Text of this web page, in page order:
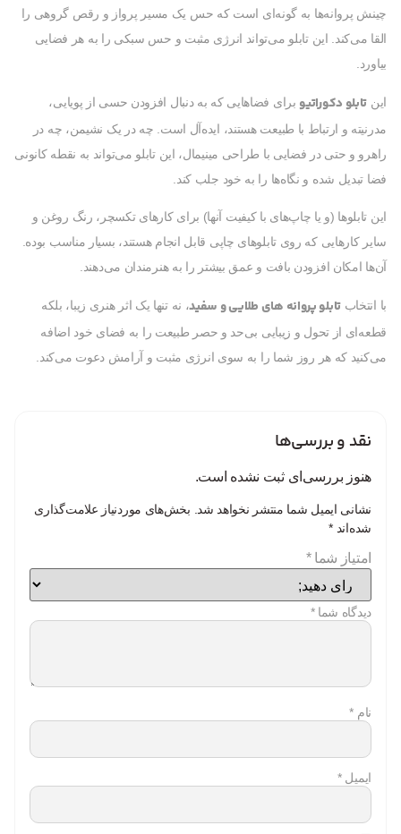
چینش پروانه‌ها به گونه‌ای است که حس یک مسیر پرواز و رقص گروهی را
القا می‌کند. این تابلو می‌تواند انرژی مثبت و حس سبکی را به هر فضایی
بیاورد.
این تابلو دکوراتیو برای فضاهایی که به دنبال افزودن حسی از پویایی،
مدرنیته و ارتباط با طبیعت هستند، ایده‌آل است. چه در یک نشیمن، چه در
راهرو و حتی در فضایی با طراحی مینیمال، این تابلو می‌تواند به نقطه کانونی
فضا تبدیل شده و نگاه‌ها را به خود جلب کند.
این تابلوها (و یا چاپ‌های با کیفیت آنها) برای کارهای تکسچر، رنگ روغن و
سایر کارهایی که روی تابلوهای چاپی قابل انجام هستند، بسیار مناسب بوده.
آن‌ها امکان افزودن بافت و عمق بیشتر را به هنرمندان می‌دهند.
با انتخابتابلو پروانه های طلایی و سفید، نه تنها یک اثر هنری زیبا، بلکه
قطعه‌ای از تحول و زیبایی بی‌حد و حصر طبیعت را به فضای خود اضافه
می‌کنید که هر روز شما را به سوی انرژی مثبت و آرامش دعوت می‌کند.
نقد و بررسی‌ها
هنوز بررسی‌ای ثبت نشده است.
نشانی ایمیل شما منتشر نخواهد شد. بخش‌های موردنیاز علامت‌گذاری
شده‌اند *
امتیاز شما*
دیدگاه شما*
نام *
ایمیل*